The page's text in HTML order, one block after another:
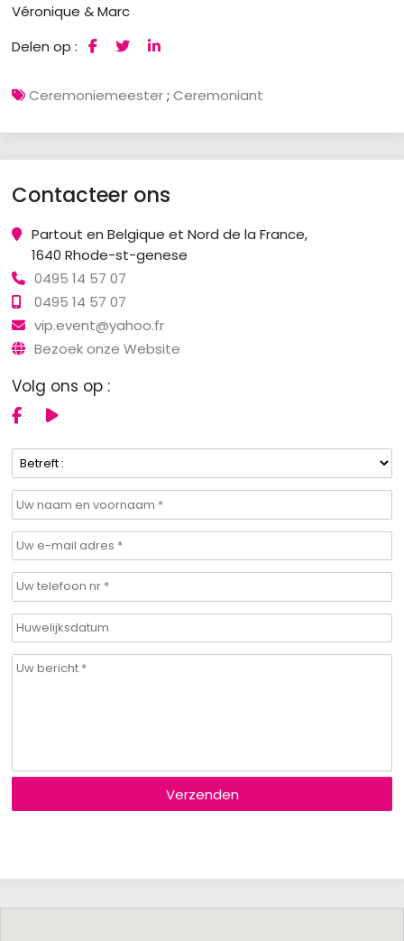
Véronique & Marc
Delen op :
Ceremoniemeester;Ceremoniant
Contacteer ons
Partout en Belgique et Nord de la France,
1640 Rhode-st-genese
0495 14 57 07
0495 14 57 07
vip.event@yahoo.fr
Bezoek onze Website
Volg ons op :
Verzenden